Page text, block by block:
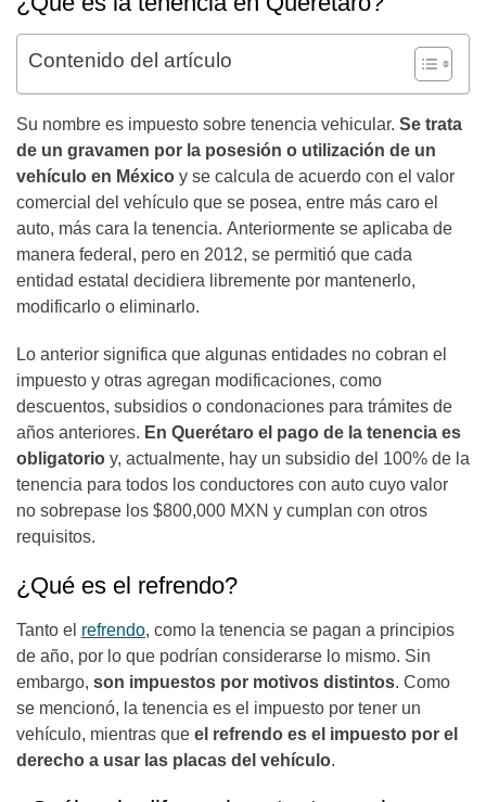
Contenido del artículo
Su nombre es impuesto sobre tenencia vehicular. Se trata
de un gravamen por la posesión o utilización de un
vehículo en México y se calcula de acuerdo con el valor
comercial del vehículo que se posea, entre más caro el
auto, más cara la tenencia. Anteriormente se aplicaba de
manera federal, pero en 2012, se permitió que cada
entidad estatal decidiera libremente por mantenerlo,
modificarlo o eliminarlo.
Lo anterior significa que algunas entidades no cobran el
impuesto y otras agregan modificaciones, como
descuentos, subsidios o condonaciones para trámites de
años anteriores. En Querétaro el pago de la tenencia es
obligatorio y, actualmente, hay un subsidio del 100% de la
tenencia para todos los conductores con auto cuyo valor
no sobrepase los $800,000 MXN y cumplan con otros
requisitos.
¿Qué es el refrendo?
Tanto el refrendo, como la tenencia se pagan a principios
de año, por lo que podrían considerarse lo mismo. Sin
embargo, son impuestos por motivos distintos. Como
se mencionó, la tenencia es el impuesto por tener un
vehículo, mientras que el refrendo es el impuesto por el
derecho a usar las placas del vehículo.